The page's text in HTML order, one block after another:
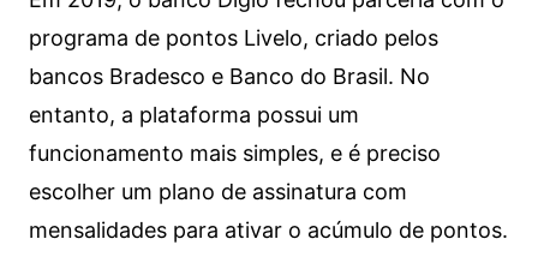
programa de pontos Livelo, criado pelos
bancos Bradesco e Banco do Brasil. No
entanto, a plataforma possui um
funcionamento mais simples, e é preciso
escolher um plano de assinatura com
mensalidades para ativar o acúmulo de pontos.